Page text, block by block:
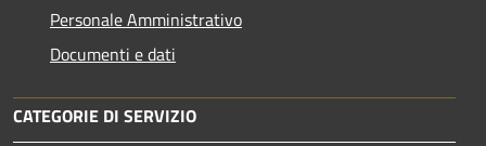
Personale Amministrativo
Documenti e dati
CATEGORIE DI SERVIZIO